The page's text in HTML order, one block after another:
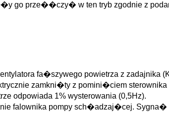
go prze��czy� w ten tryb zgodnie z
fa�szywego powietrza z
zamkni�ty z pomini�ciem
odpowiada 1% wysterowania (0,5Hz).
falownika pompy sch�adzaj�cej.